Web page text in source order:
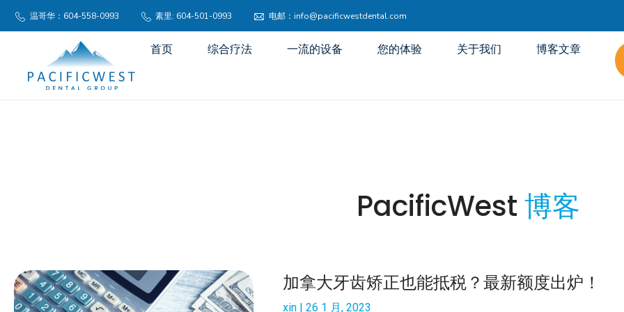
温哥华：604-558-0993 素里: 604-501-0993 电邮：info@pacificwestdental.com
首页 综合疗法 一流的设备 您的体验 关于我们 博客文章
PacificWest博客
加拿大牙齿矫正也能抵税？最新额度出炉！
xin 26 1 月, 2023